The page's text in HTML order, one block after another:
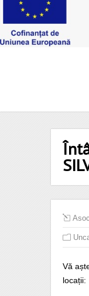
Vă
locații: